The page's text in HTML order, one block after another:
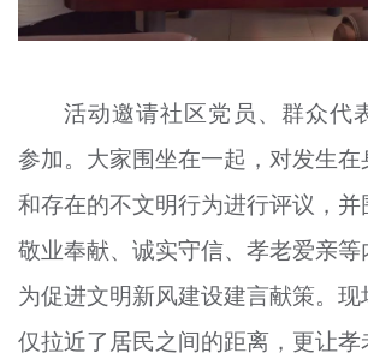
活动邀请社区党员、群众代
参加。大家围坐在一起，对发生
和存在的不文明行为进行评议，并
敬业奉献、诚实守信、孝老爱亲等
为促进文明新风建设建言献策。
仅拉近了居民之间的距离，更让